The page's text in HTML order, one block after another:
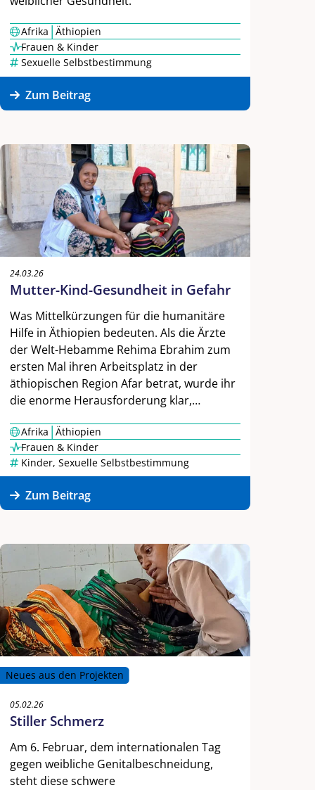
Afrika|Äthiopien
Frauen & Kinder
Sexuelle Selbstbestimmung
Zum Beitrag
24.03.26
Mutter-Kind-Gesundheit in Gefahr
Was Mittelkürzungen für die humanitäre
Hilfe in Äthiopien bedeuten. Als die Ärzte
der Welt-Hebamme Rehima Ebrahim zum
ersten Mal ihren Arbeitsplatz in der
äthiopischen Region Afar betrat, wurde ihr
die enorme Herausforderung klar,…
Afrika|Äthiopien
Frauen & Kinder
Kinder,Sexuelle Selbstbestimmung
Zum Beitrag
Neues aus den Projekten
05.02.26
Stiller Schmerz
Am 6. Februar, dem internationalen Tag
gegen weibliche Genitalbeschneidung,
steht diese schwere